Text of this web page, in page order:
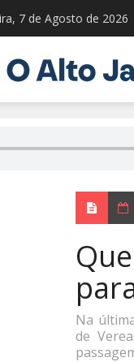
7 de Agosto de 2026
Na
de